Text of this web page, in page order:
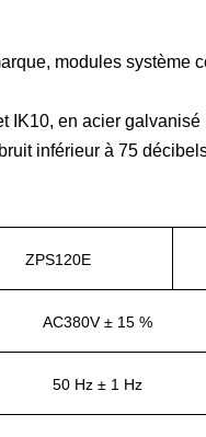
modules système
IK10, en acier galvanisé
inférieur à 75
ZPS120E
AC380V ± 15 %
50 Hz ± 1 Hz